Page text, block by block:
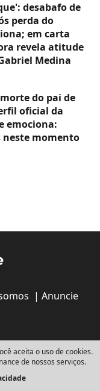
desabafo de
perda do
em carta
revela atitude
Medina
do pai de
oficial da
emociona:
neste momento
| Anuncie
aceita o uso de cookies.
de nossos serviços.